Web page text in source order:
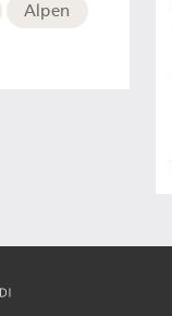
Alpen